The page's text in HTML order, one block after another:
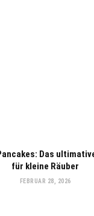
Das
für kleine Räuber
FEBRUAR 28, 2026